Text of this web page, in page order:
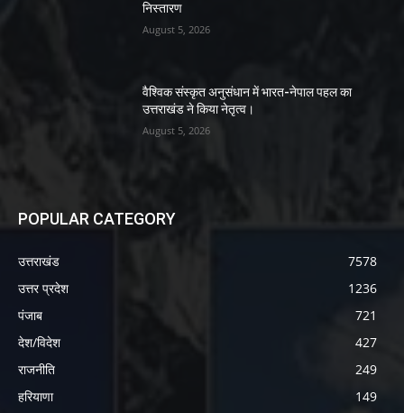
निस्तारण
August 5, 2026
वैश्विक संस्कृत अनुसंधान में भारत-नेपाल पहल का
उत्तराखंड ने किया नेतृत्व।
August 5, 2026
POPULAR CATEGORY
उत्तराखंड
7578
उत्तर प्रदेश
1236
पंजाब
721
देश/विदेश
427
राजनीति
249
हरियाणा
149